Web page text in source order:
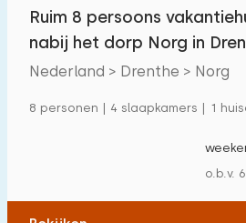
Afstanden
Tot zee(max. aantal km):
1 2 5 10
Ruim 8 persoons
nabij het dorp Norg in
Nederland > Drenthe > Norg
8 personen | 4 slaapkamers | 1
o.b.v.